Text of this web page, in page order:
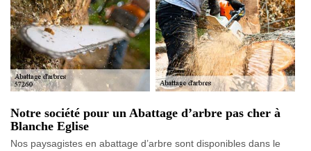
Notre société pour un Abattage d’arbre pas cher à
Blanche Eglise
Nos paysagistes en abattage d’arbre sont disponibles dans le